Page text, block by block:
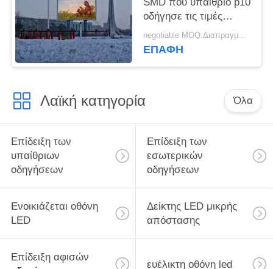
οδήγησε τις τιμές
οθόνης επίδειξης
οδήγησε την επίδειξη
negotiable MOQ:Διαπραγματεύσιμος
ΕΠΑΦΉ
Λαϊκή κατηγορία Όλα
Επίδειξη των
υπαίθριων
οδηγήσεων
Επίδειξη των
εσωτερικών
οδηγήσεων
Ενοικιάζεται οθόνη
LED
Δείκτης LED μικρής
απόστασης
Επίδειξη αφισών
ευέλικτη οθόνη led